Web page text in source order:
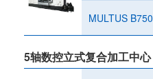
MULTUS B750
5轴数控立式复合加工中心